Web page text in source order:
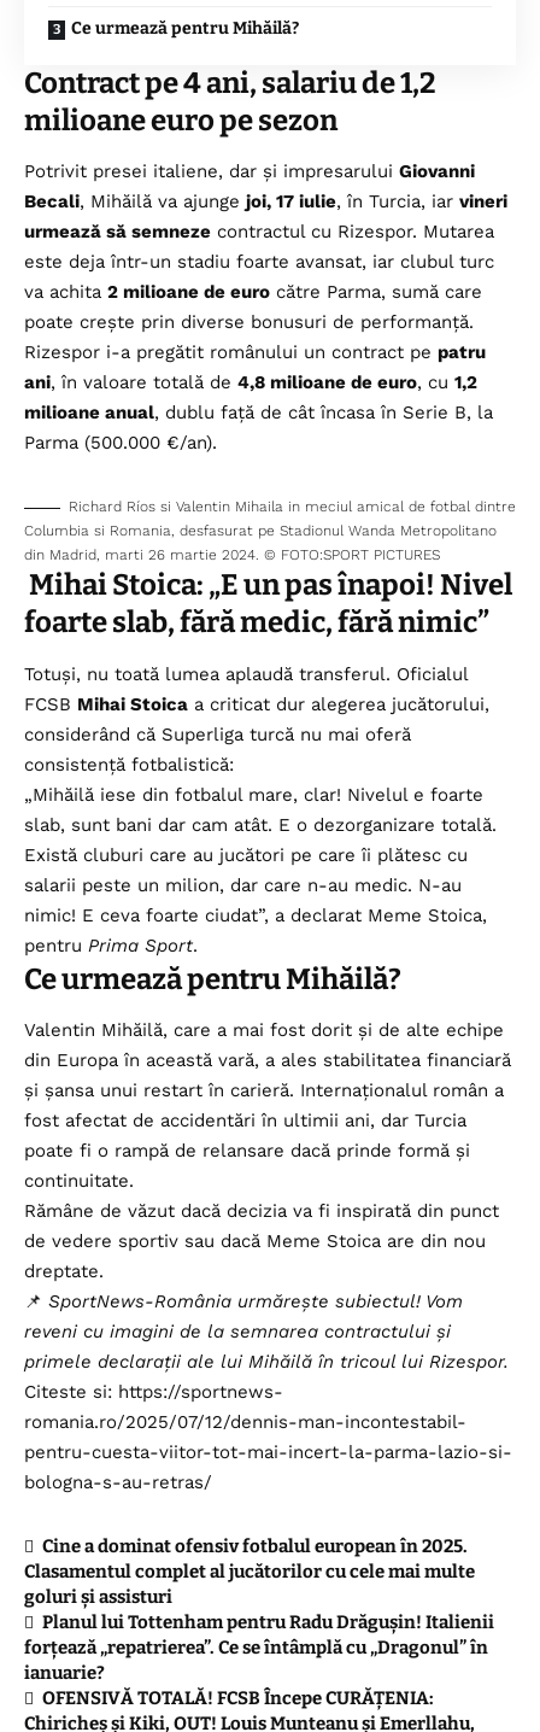
Ce urmează pentru Mihăilă?
Contract pe 4 ani, salariu de 1,2
milioane euro pe sezon
Potrivit presei italiene, dar și impresarului Giovanni
Becali, Mihăilă va ajunge joi, 17 iulie, în Turcia, iar vineri
urmează să semneze contractul cu Rizespor. Mutarea
este deja într-un stadiu foarte avansat, iar clubul turc
va achita 2 milioane de euro către Parma, sumă care
poate crește prin diverse bonusuri de performanță.
Rizespor i-a pregătit românului un contract pe patru
ani, în valoare totală de 4,8 milioane de euro, cu 1,2
milioane anual, dublu față de cât încasa în Serie B, la
Parma (500.000 €/an).
Richard Ríos si Valentin Mihaila in meciul amical de fotbal dintre
Columbia si Romania, desfasurat pe Stadionul Wanda Metropolitano
din Madrid, marti 26 martie 2024. © FOTO:SPORT PICTURES
Mihai Stoica: „E un pas înapoi! Nivel
foarte slab, fără medic, fără nimic”
Totuși, nu toată lumea aplaudă transferul. Oficialul
FCSB Mihai Stoica a criticat dur alegerea jucătorului,
considerând că Superliga turcă nu mai oferă
consistență fotbalistică:
„Mihăilă iese din fotbalul mare, clar! Nivelul e foarte
slab, sunt bani dar cam atât. E o dezorganizare totală.
Există cluburi care au jucători pe care îi plătesc cu
salarii peste un milion, dar care n-au medic. N-au
nimic! E ceva foarte ciudat”, a declarat Meme Stoica,
pentru Prima Sport.
Ce urmează pentru Mihăilă?
Valentin Mihăilă, care a mai fost dorit și de alte echipe
din Europa în această vară, a ales stabilitatea financiară
și șansa unui restart în carieră. Internaționalul român a
fost afectat de accidentări în ultimii ani, dar Turcia
poate fi o rampă de relansare dacă prinde formă și
continuitate.
Rămâne de văzut dacă decizia va fi inspirată din punct
de vedere sportiv sau dacă Meme Stoica are din nou
dreptate.
📌 SportNews-România urmărește subiectul! Vom
reveni cu imagini de la semnarea contractului și
primele declarații ale lui Mihăilă în tricoul lui Rizespor.
Citeste si: https://sportnews-
romania.ro/2025/07/12/dennis-man-incontestabil-
pentru-cuesta-viitor-tot-mai-incert-la-parma-lazio-si-
bologna-s-au-retras/
Cine a dominat ofensiv fotbalul european în 2025.
Clasamentul complet al jucătorilor cu cele mai multe
goluri și assisturi
Planul lui Tottenham pentru Radu Drăgușin! Italienii
forțează „repatrierea”. Ce se întâmplă cu „Dragonul” în
ianuarie?
OFENSIVĂ TOTALĂ! FCSB Începe CURĂȚENIA:
Chiricheș și Kiki, OUT! Louis Munteanu și Emerllahu,